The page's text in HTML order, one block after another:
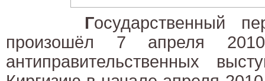
Государственный
произошёл 7 апреля
антиправительственных